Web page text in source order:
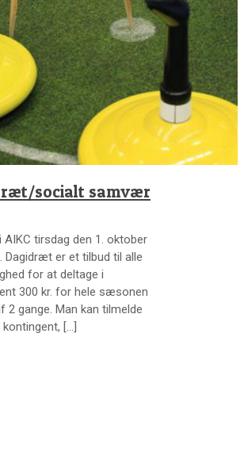
socialt samvær
tirsdag den 1. oktober
Dagidræt er et tilbud til alle
for at deltage i
300 kr. for hele sæsonen
2 gange. Man kan tilmelde
kontingent, […]